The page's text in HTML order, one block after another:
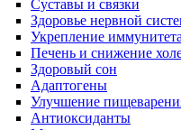
Суставы и связки
Здоровье нервной
Укрепление иммунитета
Печень и снижение
Здоровый сон
Адаптогены
Улучшение
Антиоксиданты